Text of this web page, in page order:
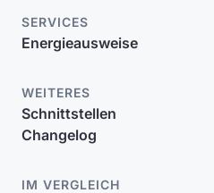
SERVICES
Energieausweise
WEITERES
Schnittstellen
Changelog
IM VERGLEICH